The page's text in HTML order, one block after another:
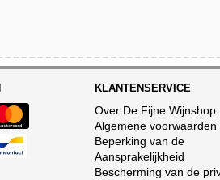
KLANTENSERVICE
Over De Fijne Wijnshop
Algemene voorwaarden
Beperking van de
Aansprakelijkheid
Bescherming van de